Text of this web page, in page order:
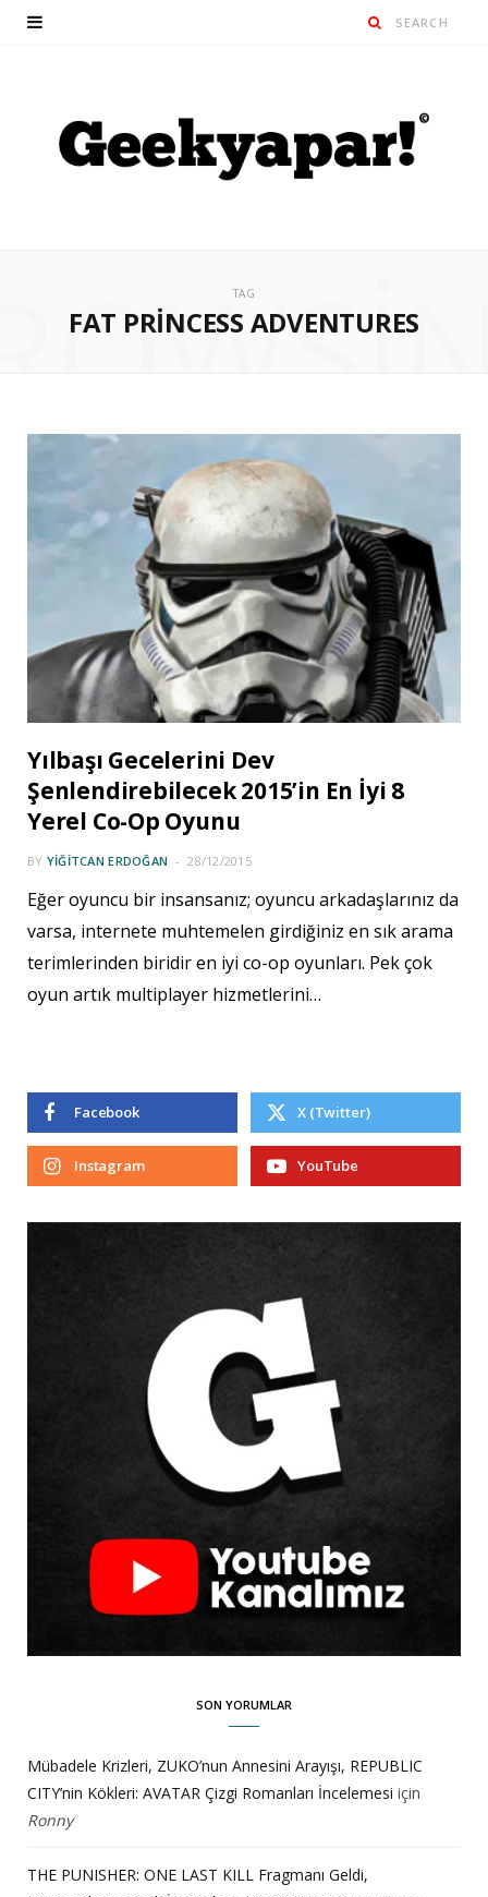
TAG
FAT PRINCESS ADVENTURES
Yılbaşı Gecelerini Dev
Şenlendirebilecek 2015’in En İyi 8
Yerel Co-Op Oyunu
BY YIĞITCAN ERDOĞAN 28/12/2015
Eğer oyuncu bir insansanız; oyuncu arkadaşlarınız da
varsa, internete muhtemelen girdiğiniz en sık arama
terimlerinden biridir en iyi co-op oyunları. Pek çok
oyun artık multiplayer hizmetlerini…
Facebook X (Twitter)
Instagram YouTube
SON YORUMLAR
Mübadele Krizleri, ZUKO’nun Annesini Arayışı, REPUBLIC
CITY’nin Kökleri: AVATAR Çizgi Romanları İncelemesi için
Ronny
THE PUNISHER: ONE LAST KILL Fragmanı Geldi,